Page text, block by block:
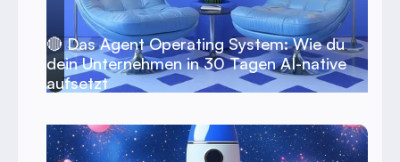
🔴 Das Agent Operating System: Wie du
dein Unternehmen in 30 Tagen AI-native
aufsetzt